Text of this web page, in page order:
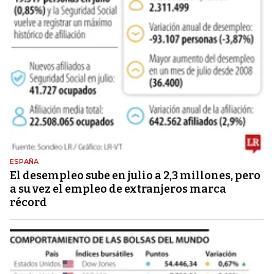
ESPAÑA
El desempleo sube en julio a 2,3 millones, pero
a su vez el empleo de extranjeros marca
récord